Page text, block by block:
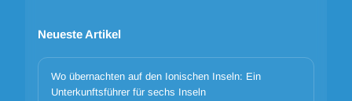
Neueste Artikel
Wo übernachten auf den Ionischen Inseln: Ein
Unterkunftsführer für sechs Inseln